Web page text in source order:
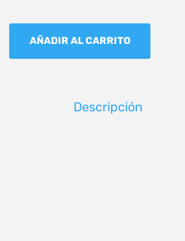
AÑADIR AL CARRITO
Descripción